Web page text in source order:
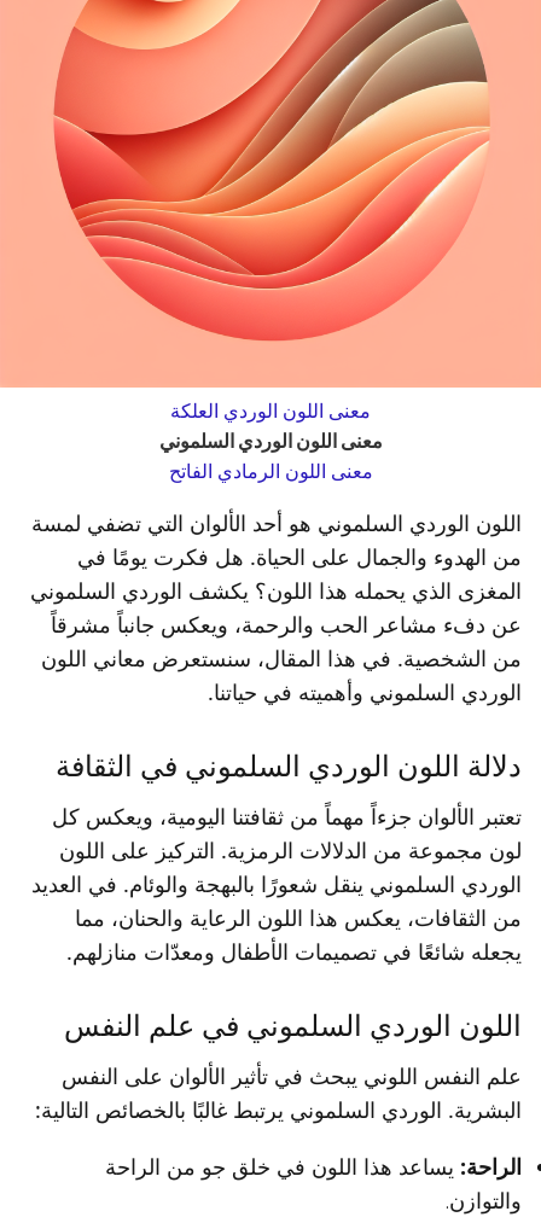
معنى اللون الوردي العلكة
معنى اللون الوردي السلموني
معنى اللون الرمادي الفاتح
اللون الوردي السلموني هو أحد الألوان التي تضفي لمسة
من الهدوء والجمال على الحياة. هل فكرت يومًا في
المغزى الذي يحمله هذا اللون؟ يكشف الوردي السلموني
عن دفء مشاعر الحب والرحمة، ويعكس جانباً مشرقاً
من الشخصية. في هذا المقال، سنستعرض معاني اللون
الوردي السلموني وأهميته في حياتنا.
دلالة اللون الوردي السلموني في الثقافة
تعتبر الألوان جزءاً مهماً من ثقافتنا اليومية، ويعكس كل
لون مجموعة من الدلالات الرمزية. التركيز على اللون
الوردي السلموني ينقل شعورًا بالبهجة والوئام. في العديد
من الثقافات، يعكس هذا اللون الرعاية والحنان، مما
يجعله شائعًا في تصميمات الأطفال ومعدّات منازلهم.
اللون الوردي السلموني في علم النفس
علم النفس اللوني يبحث في تأثير الألوان على النفس
البشرية. الوردي السلموني يرتبط غالبًا بالخصائص التالية:
الراحة: يساعد هذا اللون في خلق جو من الراحة
والتوازن.